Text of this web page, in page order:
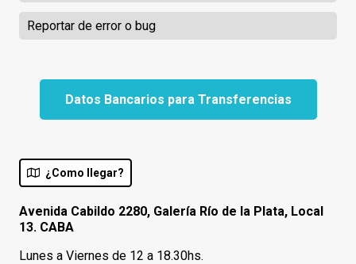
Reportar de error o bug
Datos Bancarios para Transferencias
¿Como llegar?
Avenida Cabildo 2280, Galería Río de la Plata, Local
13. CABA
Lunes a Viernes de 12 a 18.30hs.